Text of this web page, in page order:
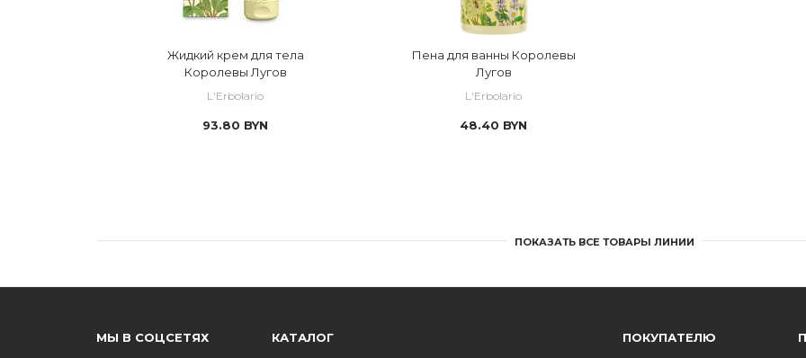
Жидкий крем для тела
Королевы Лугов
L'Erbolario
93.80 BYN
Пена для ванны Королевы
Лугов
L'Erbolario
48.40 BYN
ПОКАЗАТЬ ВСЕ ТОВАРЫ ЛИНИИ
МЫ В СОЦСЕТЯХ КАТАЛОГ ПОКУПАТЕЛЮ